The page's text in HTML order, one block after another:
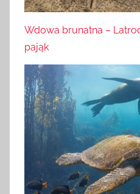
Wdowa brunatna –
pająk